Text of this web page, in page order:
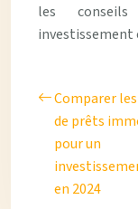
les
investissement
Comparer
de prêts
pour un
en 2024